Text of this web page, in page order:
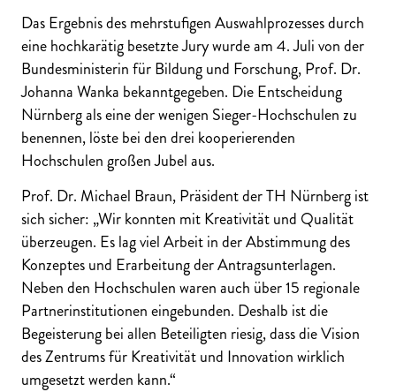
Das Ergebnis des mehrstufigen Auswahlprozesses durch
eine hochkarätig besetzte Jury wurde am 4. Juli von der
Bundesministerin für Bildung und Forschung, Prof. Dr.
Johanna Wanka bekanntgegeben. Die Entscheidung
Nürnberg als eine der wenigen Sieger-Hochschulen zu
benennen, löste bei den drei kooperierenden
Hochschulen großen Jubel aus.
Prof. Dr. Michael Braun, Präsident der TH Nürnberg ist
sich sicher: „Wir konnten mit Kreativität und Qualität
überzeugen. Es lag viel Arbeit in der Abstimmung des
Konzeptes und Erarbeitung der Antragsunterlagen.
Neben den Hochschulen waren auch über 15 regionale
Partnerinstitutionen eingebunden. Deshalb ist die
Begeisterung bei allen Beteiligten riesig, dass die Vision
des Zentrums für Kreativität und Innovation wirklich
umgesetzt werden kann.“